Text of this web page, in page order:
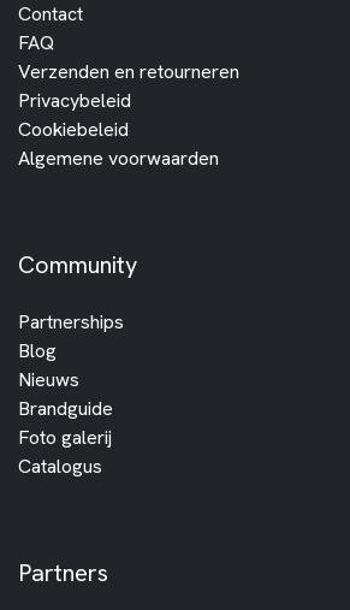
Contact
FAQ
Verzenden en retourneren
Privacybeleid
Cookiebeleid
Algemene voorwaarden
Community
Partnerships
Blog
Nieuws
Brandguide
Foto galerij
Catalogus
Partners